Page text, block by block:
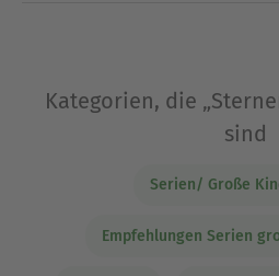
Kategorien, die
sind
Serien/ Große
Empfehlungen Serien